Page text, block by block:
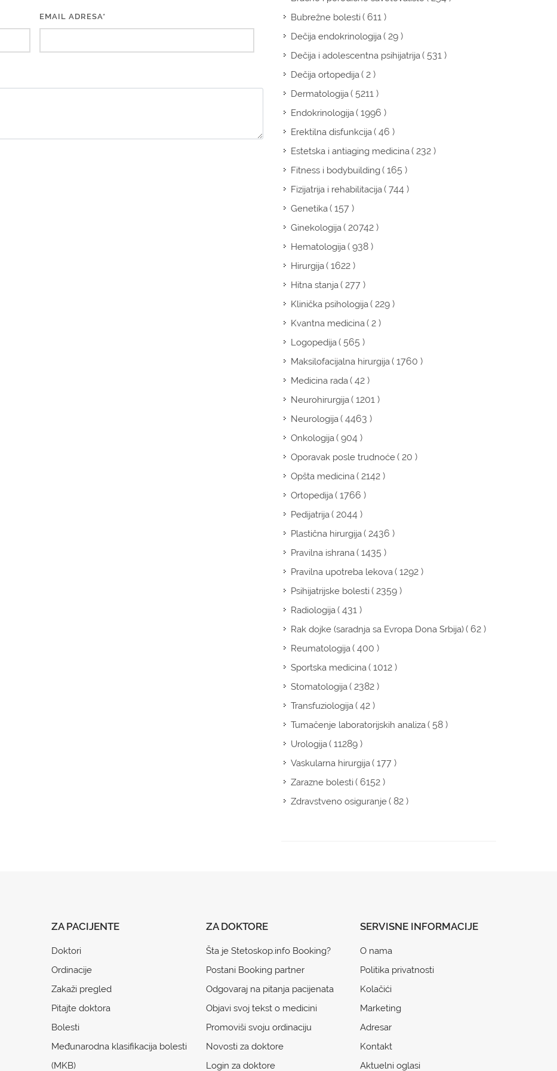
EMAIL ADRESA* Bubrežne bolesti( 611 )
Dečija endokrinologija( 29 )
Dečija i adolescentna psihijatrija( 531 )
Dečija ortopedija( 2 )
Dermatologija( 5211 )
Endokrinologija( 1996 )
Erektilna disfunkcija( 46 )
Estetska i antiaging medicina( 232 )
Fitness i bodybuilding( 165 )
Fizijatrija i rehabilitacija( 744 )
Genetika( 157 )
Ginekologija( 20742 )
Hematologija( 938 )
Hirurgija( 1622 )
Hitna stanja( 277 )
Klinička psihologija( 229 )
Kvantna medicina( 2 )
Logopedija( 565 )
Maksilofacijalna hirurgija( 1760 )
Medicina rada( 42 )
Neurohirurgija( 1201 )
Neurologija( 4463 )
Onkologija( 904 )
Oporavak posle trudnoće( 20 )
Opšta medicina( 2142 )
Ortopedija( 1766 )
Pedijatrija( 2044 )
Plastična hirurgija( 2436 )
Pravilna ishrana( 1435 )
Pravilna upotreba lekova( 1292 )
Psihijatrijske bolesti( 2359 )
Radiologija( 431 )
Rak dojke (saradnja sa Evropa Dona Srbija)( 62 )
Reumatologija( 400 )
Sportska medicina( 1012 )
Stomatologija( 2382 )
Transfuziologija( 42 )
Tumačenje laboratorijskih analiza( 58 )
Urologija( 11289 )
Vaskularna hirurgija( 177 )
Zarazne bolesti( 6152 )
Zdravstveno osiguranje( 82 )
ZA PACIJENTE
Doktori
Ordinacije
Zakaži pregled
Pitajte doktora
Bolesti
Međunarodna klasifikacija bolesti
(MKB)
ZA DOKTORE
Šta je Stetoskop.info Booking?
Postani Booking partner
Odgovaraj na pitanja pacijenata
Objavi svoj tekst o medicini
Promoviši svoju ordinaciju
Novosti za doktore
Login za doktore
SERVISNE INFORMACIJE
O nama
Politika privatnosti
Kolačići
Marketing
Adresar
Kontakt
Aktuelni oglasi